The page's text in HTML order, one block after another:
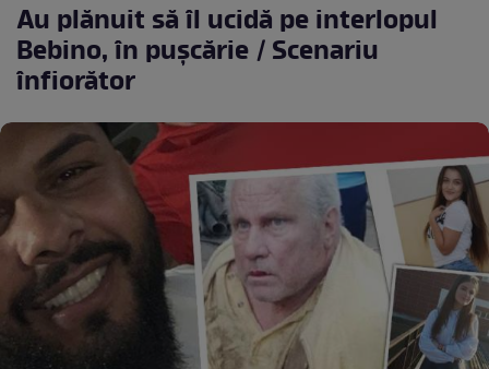
Au plănuit să îl ucidă pe interlopul
Bebino, în puşcărie / Scenariu
înfiorător